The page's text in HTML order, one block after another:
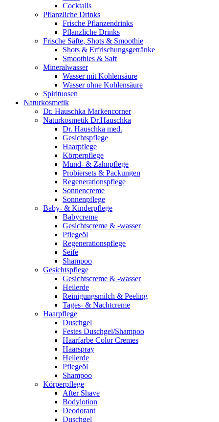
Cocktails
Pflanzliche Drinks
Frische Pflanzendrinks
Pflanzliche Drinks
Frische Säfte, Shots & Smoothie
Shots & Erfrischungsgetränke
Smoothies & Saft
Mineralwasser
Wasser mit Kohlensäure
Wasser ohne Kohlensäure
Spirituosen
Naturkosmetik
Dr. Hauschka Markencorner
Naturkosmetik Dr.Hauschka
Dr. Hauschka med.
Gesichtspflege
Haarpflege
Körperpflege
Mund- & Zahnpflege
Probiersets & Packungen
Regenerationspflege
Sonnencreme
Sonnenpflege
Baby- & Kinderpflege
Babycreme
Gesichtscreme & -wasser
Pflegeöl
Regenerationspflege
Seife
Shampoo
Gesichtspflege
Gesichtscreme & -wasser
Heilerde
Reinigungsmilch & Peeling
Tages- & Nachtcreme
Haarpflege
Duschgel
Festes Duschgel/Shampoo
Haarfarbe Color Cremes
Haarspray
Heilerde
Pflegeöl
Shampoo
Körperpflege
After Shave
Bodylotion
Deodorant
Duschgel